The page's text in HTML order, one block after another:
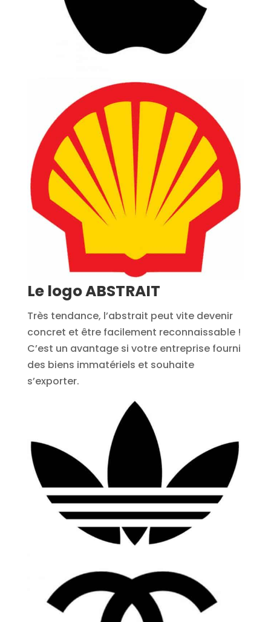
Le logo ABSTRAIT
Très tendance, l’abstrait peut vite devenir
concret et être facilement reconnaissable !
C’est un avantage si votre entreprise fourni
des biens immatériels et souhaite
s’exporter.